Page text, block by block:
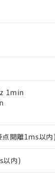
1min
開離1ms以内)
以内)
当社の事前
成サービス
社にご登録
するお客様
人情報の共同
、予定月が前
することがで
明書
証明するもの
記載しており
完了してい
有害物質が
へお問い合わ
売に係わる関
については、
状況の情報を